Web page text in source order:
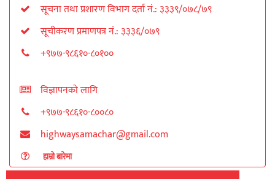
सूचना तथा प्रशारण विभाग दर्ता नं.: ३३३९/०७८/७९
सूचीकरण प्रमाणपत्र नं.: ३३३६/०७९
+९७७-९८६१०-८०१००
विज्ञापनको लागि
+९७७-९८६१०-८००८०
highwaysamachar@gmail.com
हाम्रो बारेमा